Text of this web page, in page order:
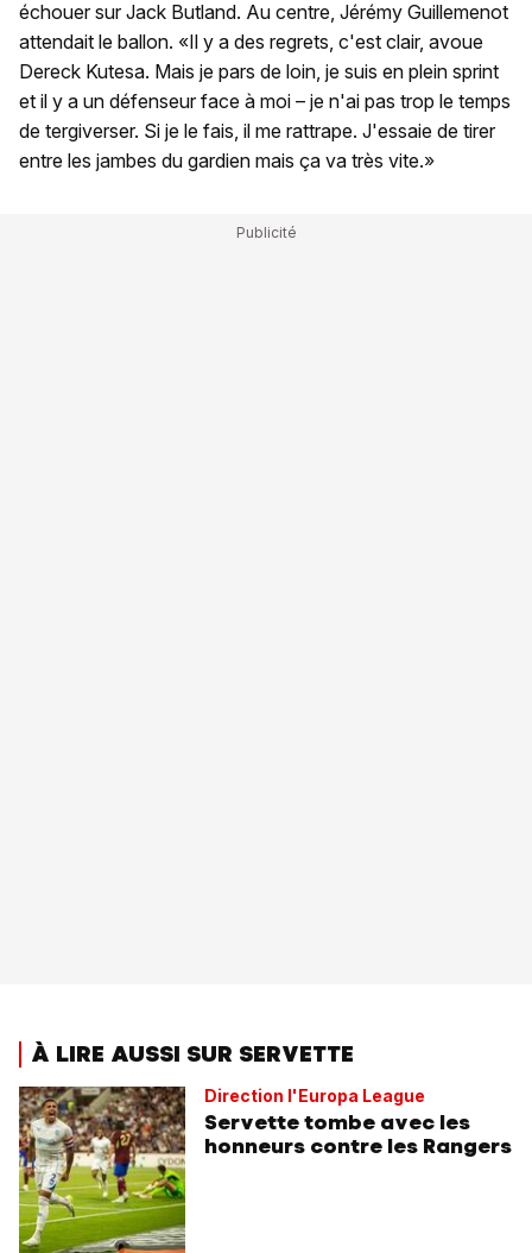
échouer sur Jack Butland. Au centre, Jérémy Guillemenot
attendait le ballon. «Il y a des regrets, c'est clair, avoue
Dereck Kutesa. Mais je pars de loin, je suis en plein sprint
et il y a un défenseur face à moi – je n'ai pas trop le temps
de tergiverser. Si je le fais, il me rattrape. J'essaie de tirer
entre les jambes du gardien mais ça va très vite.»
À LIRE AUSSI SUR SERVETTE
Direction l'Europa League
Servette tombe avec les
honneurs contre les Rangers